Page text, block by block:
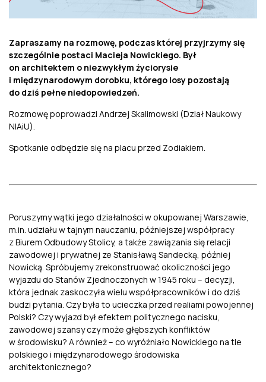
Zapraszamy na rozmowę, podczas której przyjrzymy się
szczególnie postaci Macieja Nowickiego. Był
on architektem o niezwykłym życiorysie
i międzynarodowym dorobku, którego losy pozostają
do dziś pełne niedopowiedzeń.
Rozmowę poprowadzi Andrzej Skalimowski (Dział Naukowy
NIAiU).
Spotkanie odbędzie się na placu przed Zodiakiem.
Poruszymy wątki jego działalności w okupowanej Warszawie,
m.in. udziału w tajnym nauczaniu, późniejszej współpracy
z Biurem Odbudowy Stolicy, a także zawiązania się relacji
zawodowej i prywatnej ze Stanisławą Sandecką, później
Nowicką. Spróbujemy zrekonstruować okoliczności jego
wyjazdu do Stanów Zjednoczonych w 1945 roku – decyzji,
która jednak zaskoczyła wielu współpracowników i do dziś
budzi pytania. Czy była to ucieczka przed realiami powojennej
Polski? Czy wyjazd był efektem politycznego nacisku,
zawodowej szansy czy może głębszych konfliktów
w środowisku? A również – co wyróżniało Nowickiego na tle
polskiego i międzynarodowego środowiska
architektonicznego?